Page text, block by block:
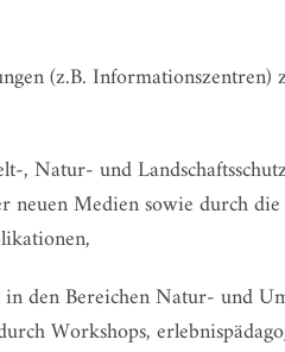
(z.B.
, Natur- und
Medien sowie durch
den Bereichen Natur- und
Workshops,